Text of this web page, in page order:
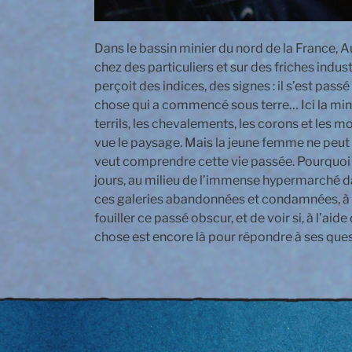
Dans le bassin minier du nord de la France,
chez des particuliers et sur des friches
perçoit des indices, des signes : il s’est
chose qui a commencé sous terre… Ici la
terrils, les chevalements, les corons et les
vue le paysage. Mais la jeune femme ne
veut comprendre cette vie passée.
jours, au milieu de l’immense hypermarché
ces galeries abandonnées et condamnées,
fouiller ce passé obscur, et de voir si, à
chose est encore là pour répondre à ses